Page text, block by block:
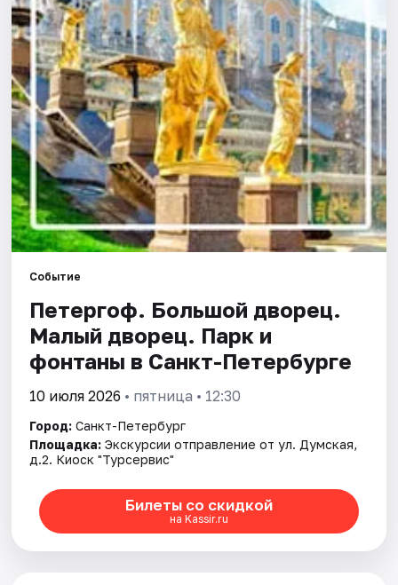
Площадки
Артисты
Рейтинги
Событие
Петергоф. Большой дворец.
Малый дворец. Парк и
фонтаны в Санкт-Петербурге
10 июля 2026 • пятница • 12:30
Город: Санкт-Петербург
Площадка: Экскурсии отправление от ул. Думская,
д.2. Киоск "Турсервис"
Билеты со скидкой
на Kassir.ru